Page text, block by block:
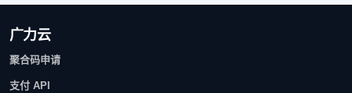
广力云
聚合码申请
支付 API